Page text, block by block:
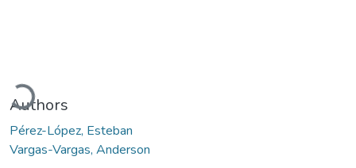
Loading...
Authors
Pérez-López, Esteban
Vargas-Vargas, Anderson